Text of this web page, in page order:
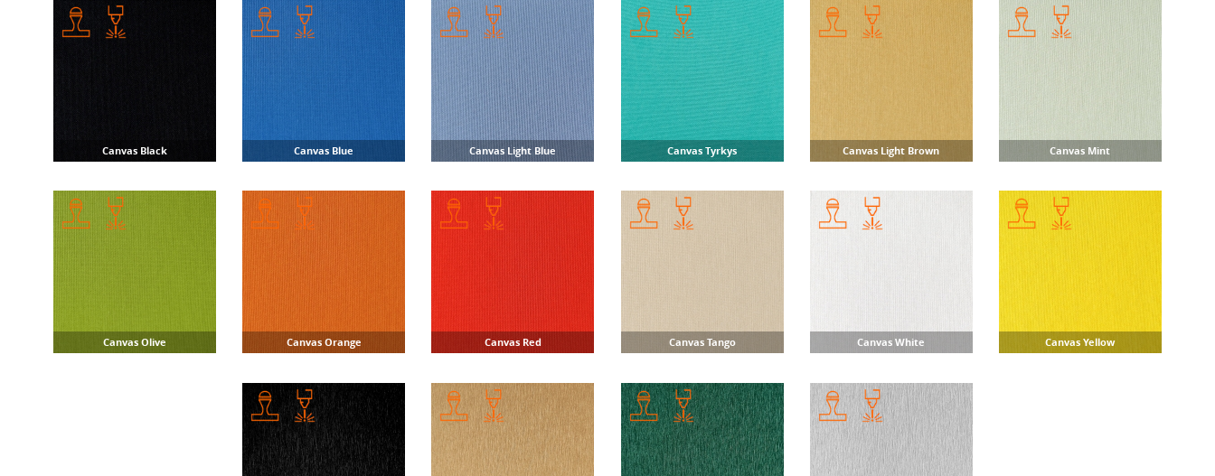
Canvas Black Canvas Blue Canvas Light Blue Canvas Tyrkys Canvas Light Brown Canvas Mint
Canvas Olive Canvas Orange Canvas Red Canvas Tango Canvas White Canvas Yellow